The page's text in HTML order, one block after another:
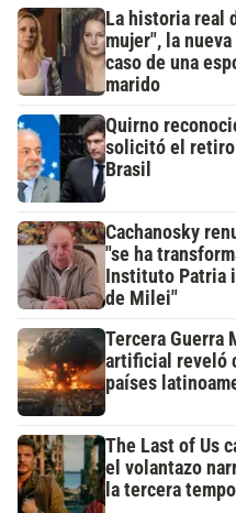
La historia real
mujer", la
caso de una
marido
Quirno
solicitó el retiro
Brasil
Cachanosky
"se ha
Instituto Patria
de Milei"
Tercera Guerra
artificial reveló
países
The Last of Us
el volantazo
la tercera